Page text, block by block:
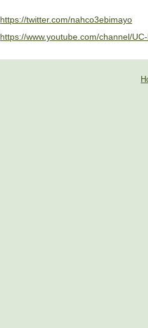
https://twitter.com/nahco3ebimayo
https://www.youtube.com/channel/